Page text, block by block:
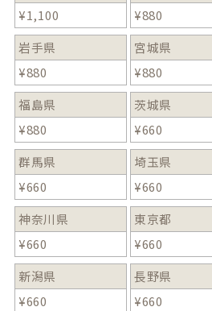
¥1,100
¥880
岩手県
¥880
宮城県
¥880
福島県
¥880
茨城県
¥660
群馬県
¥660
埼玉県
¥660
神奈川県
¥660
東京都
¥660
新潟県
¥660
長野県
¥660